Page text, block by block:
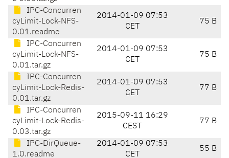
IPC-Concurren
cyLimit-Lock-NFS-
0.01.readme
2014-01-09 07:53
CET
75 B
IPC-Concurren
cyLimit-Lock-NFS-
0.01.tar.gz
2014-01-09 07:53
CET
75 B
IPC-Concurren
cyLimit-Lock-Redis-
0.01.tar.gz
2014-01-09 07:53
CET
77 B
IPC-Concurren
cyLimit-Lock-Redis-
0.03.tar.gz
2015-09-11 16:29
CEST
77 B
IPC-DirQueue-
1.0.readme
2014-01-09 07:53
CET
55 B